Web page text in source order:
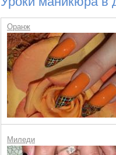
Оранж
Миледи